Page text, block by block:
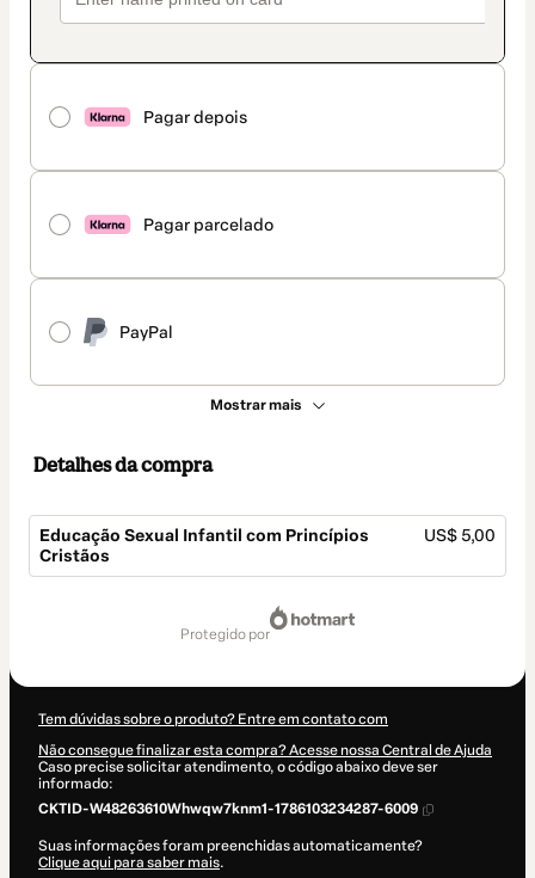
Pagar depois
Pagar parcelado
PayPal
Mostrar mais
Detalhes da compra
Educação Sexual Infantil com Princípios
Cristãos
US$ 5,00
protegido por
Tem dúvidas sobre o produto? Entre em contato com
Não consegue finalizar esta compra? Acesse nossa Central de Ajuda
Caso precise solicitar atendimento, o código abaixo deve ser
informado:
CKTID-W48263610Whwqw7knm1-1786103234287-6009
Suas informações foram preenchidas automaticamente?
Clique aqui para saber mais.